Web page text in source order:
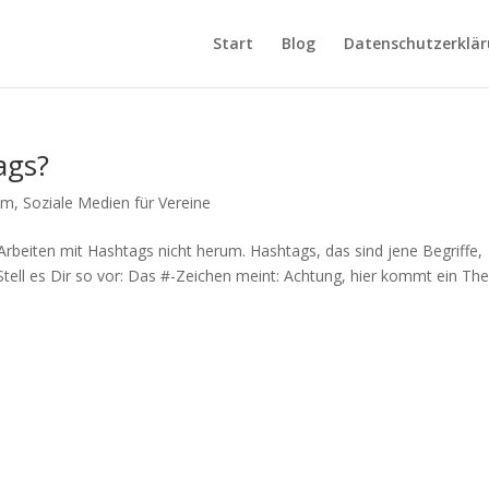
Start Blog
, Soziale Medien für Vereine
mit Hashtags nicht herum. Hashtags, das sind jene Begriffe,
es Dir so vor: Das #-Zeichen meint: Achtung, hier kommt ein